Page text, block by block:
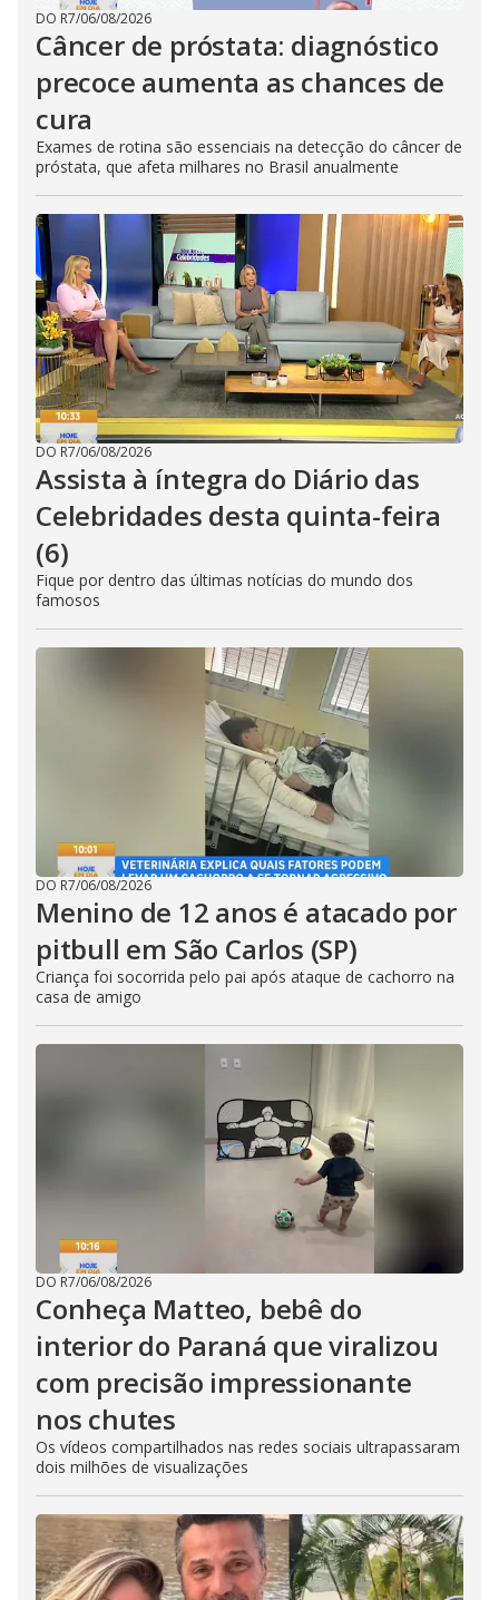
DO R7/06/08/2026
Câncer de próstata: diagnóstico
precoce aumenta as chances de
cura
Exames de rotina são essenciais na detecção do câncer de
próstata, que afeta milhares no Brasil anualmente
DO R7/06/08/2026
Assista à íntegra do Diário das
Celebridades desta quinta-feira
(6)
Fique por dentro das últimas notícias do mundo dos
famosos
DO R7/06/08/2026
Menino de 12 anos é atacado por
pitbull em São Carlos (SP)
Criança foi socorrida pelo pai após ataque de cachorro na
casa de amigo
DO R7/06/08/2026
Conheça Matteo, bebê do
interior do Paraná que viralizou
com precisão impressionante
nos chutes
Os vídeos compartilhados nas redes sociais ultrapassaram
dois milhões de visualizações